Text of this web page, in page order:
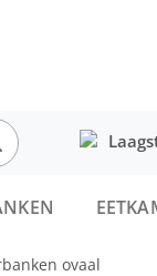
ovaal